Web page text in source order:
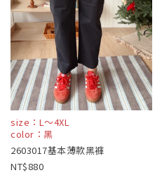
size：L～4XL
color：黑
2603017基本薄款黑褲
880